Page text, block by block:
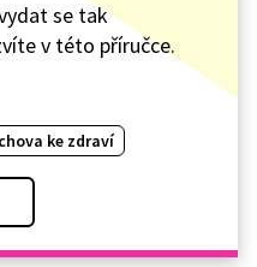
se tak
v této příručce.
ke zdraví